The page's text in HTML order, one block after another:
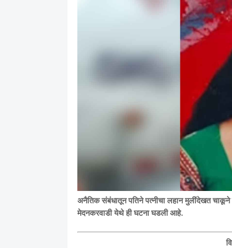
अनैतिक संबंधातून पतिने पत्नीचा लहान मुलींदेखत
मेदनकरवाडी येथे ही घटना घडली आहे.